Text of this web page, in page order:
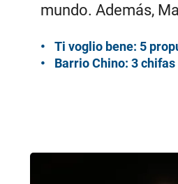
mundo. Además,
Ti voglio bene: 5
Barrio Chino: 3